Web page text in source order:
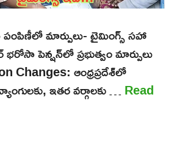
మార్పులు- టైమింగ్స్ సహా
భరోసా పెన్షన్‌లో ప్రభుత్వం మార్పులు
Changes: ఆంధ్రప్రదేశ్‌లో
ఇతర వర్గాలకు …Read